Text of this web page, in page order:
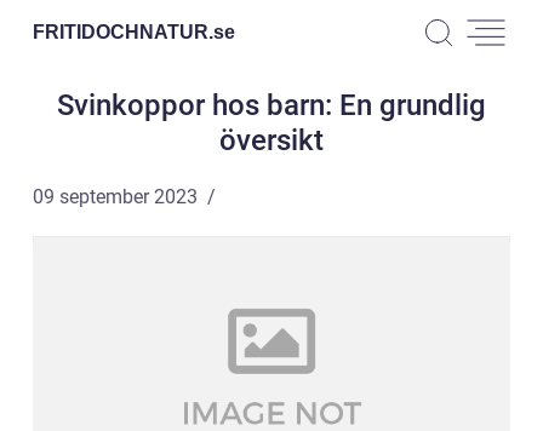
FRITIDOCHNATUR.se
Svinkoppor hos barn: En grundlig
översikt
09 september 2023